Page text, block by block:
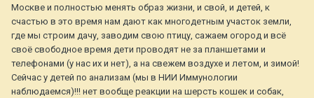
Москве и полностью менять образ жизни, и свой, и детей, к
счастью в это время нам дают как многодетным участок земли,
где мы строим дачу, заводим свою птицу, сажаем огород и всё
своё свободное время дети проводят не за планшетами и
телефонами (у нас их и нет), а на свежем воздухе и летом, и зимой!
Сейчас у детей по анализам (мы в НИИ Иммунологии
наблюдаемся)!!! нет вообще реакции на шерсть кошек и собак,